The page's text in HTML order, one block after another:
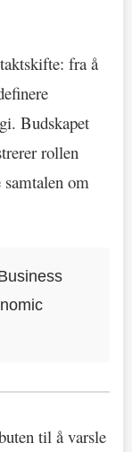
fra å
Budskapet
rollen
om
til å varsle